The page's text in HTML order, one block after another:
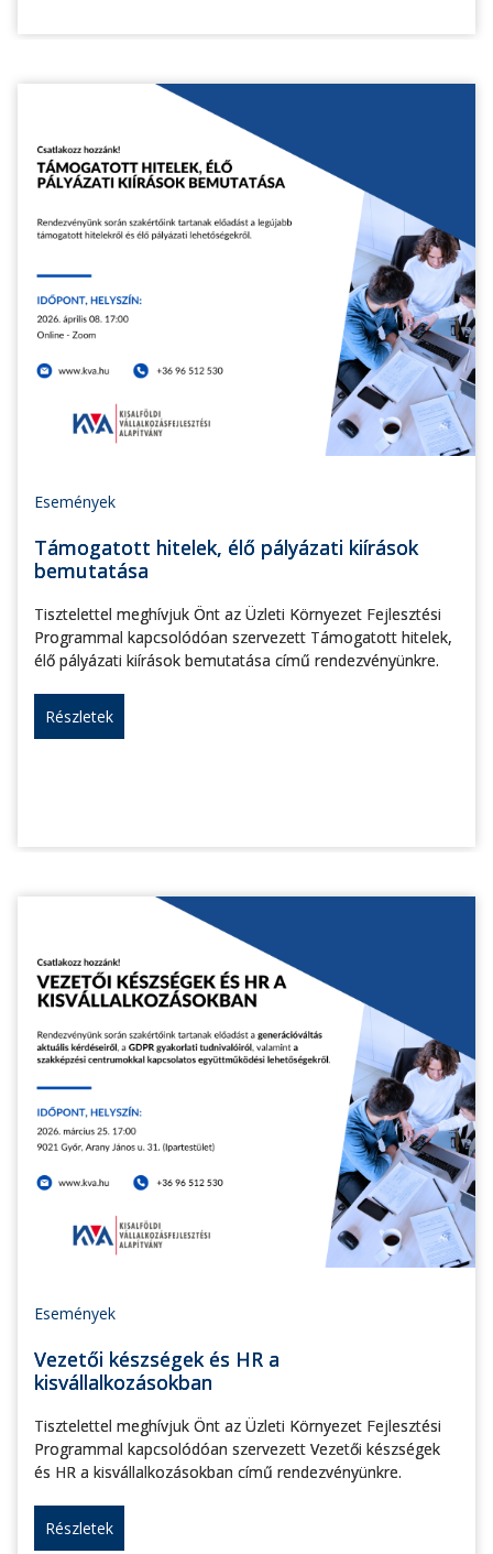
Események
Támogatott hitelek, élő pályázati kiírások
bemutatása
Tisztelettel meghívjuk Önt az Üzleti Környezet Fejlesztési
Programmal kapcsolódóan szervezett Támogatott hitelek,
élő pályázati kiírások bemutatása című rendezvényünkre.
Részletek
Események
Vezetői készségek és HR a
kisvállalkozásokban
Tisztelettel meghívjuk Önt az Üzleti Környezet Fejlesztési
Programmal kapcsolódóan szervezett Vezetői készségek
és HR a kisvállalkozásokban című rendezvényünkre.
Részletek